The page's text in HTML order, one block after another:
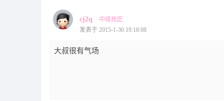
cj2q
中级技匠
发表于 2015-1-30 19:18:08
大叔很有气场